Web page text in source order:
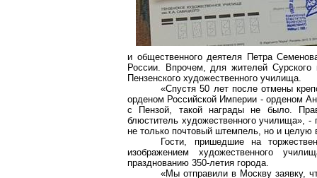
и общественного деятеля Петра
России. Впрочем, для жителей
Пензенского художественного училища.
«Спустя 50 лет после отмены
орденом Российской Империи - орденом
с Пензой, такой награды не было.
блюститель художественного училища», -
не только почтовый штемпель, но и целую
Гости, пришедшие на
изображением художественного
празднованию 350-летия города.
«Мы отправили в Москву заявку,